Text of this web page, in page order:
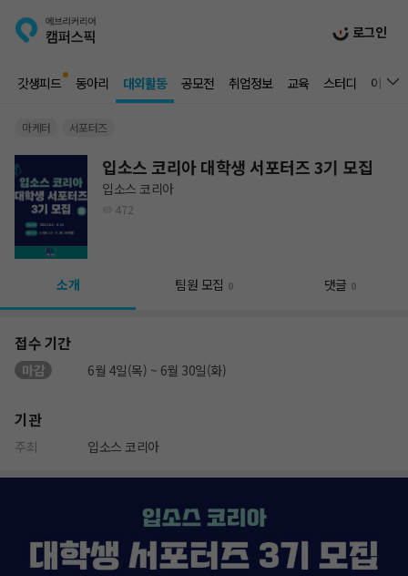
로그인
갓생피드 동아리 대외활동 공모전 취업정보 교육 스터디 이벤트
마케터 서포터즈
입소스 코리아 대학생 서포터즈 3기 모집
입소스 코리아
472
소개 팀원 모집 0 댓글 0
접수 기간
마감 6월 4일(목) ~ 6월 30일(화)
기관
주최 입소스 코리아